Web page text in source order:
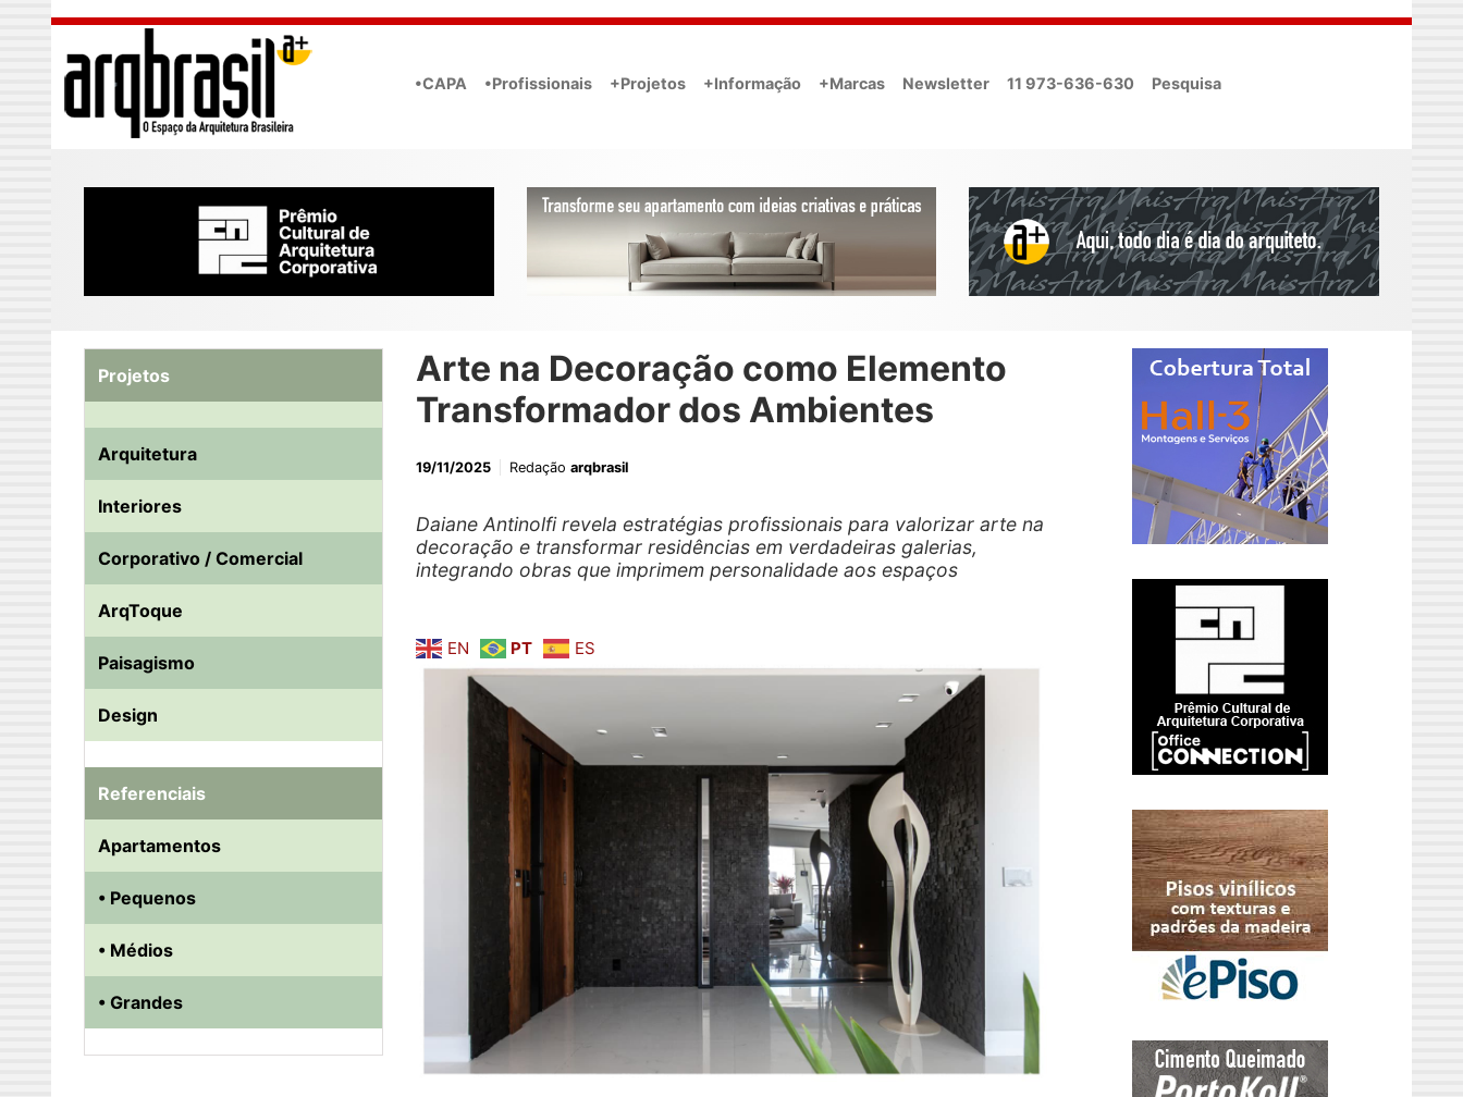
Skip to main content
•CAPA •Profissionais +Projetos +Informação +Marcas Newsletter 11 973-636-630 Pesquisa
Arte na Decoração como Elemento
Transformador dos Ambientes
19/11/2025 Redação arqbrasil
Daiane Antinolfi revela estratégias profissionais para valorizar arte na
decoração e transformar residências em verdadeiras galerias,
integrando obras que imprimem personalidade aos espaços
EN PT ES
Projetos
Arquitetura
Interiores
Corporativo / Comercial
ArqToque
Paisagismo
Design
Referenciais
Apartamentos
• Pequenos
• Médios
• Grandes